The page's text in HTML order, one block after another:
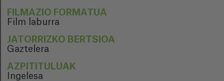
FILMAZIO FORMATUA
Film laburra
JATORRIZKO BERTSIOA
Gaztelera
AZPITITULUAK
Ingelesa